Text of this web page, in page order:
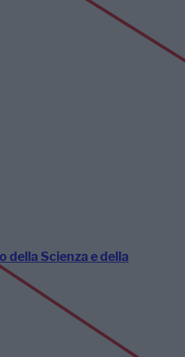
della Scienza e della